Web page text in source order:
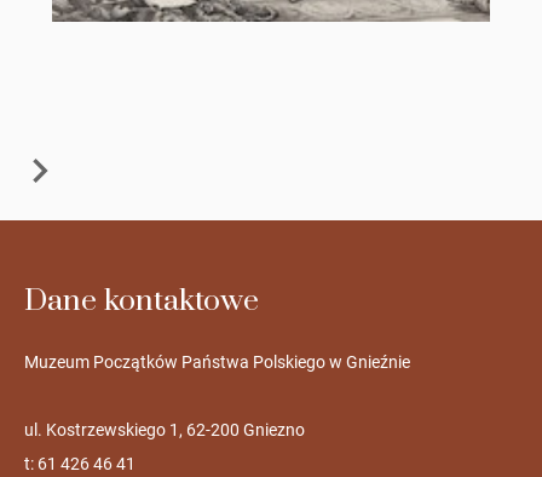
Dane kontaktowe
Muzeum Początków Państwa Polskiego w Gnieźnie
ul. Kostrzewskiego 1, 62-200 Gniezno
t: 61 426 46 41